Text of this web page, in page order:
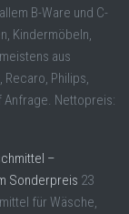
B-Ware und C-
Kindermöbeln,
aus
Philips,
Anfrage. Nettopreis:
–
Sonderpreis 23
für Wäsche,